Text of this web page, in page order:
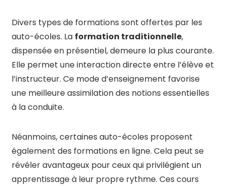
Divers types de formations sont offertes par les
auto-écoles. La formation traditionnelle,
dispensée en présentiel, demeure la plus courante.
Elle permet une interaction directe entre l’élève et
l’instructeur. Ce mode d’enseignement favorise
une meilleure assimilation des notions essentielles
à la conduite.
Néanmoins, certaines auto-écoles proposent
également des formations en ligne. Cela peut se
révéler avantageux pour ceux qui privilégient un
apprentissage à leur propre rythme. Ces cours